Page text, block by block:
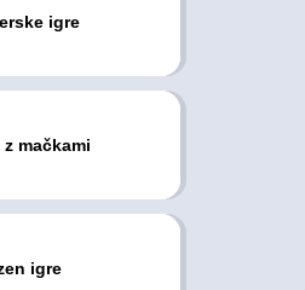
igre
z mačkami
igre